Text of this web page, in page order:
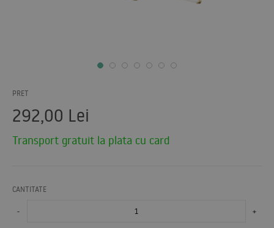
PRET
292,00 Lei
Transport gratuit la plata cu card
CANTITATE
- +